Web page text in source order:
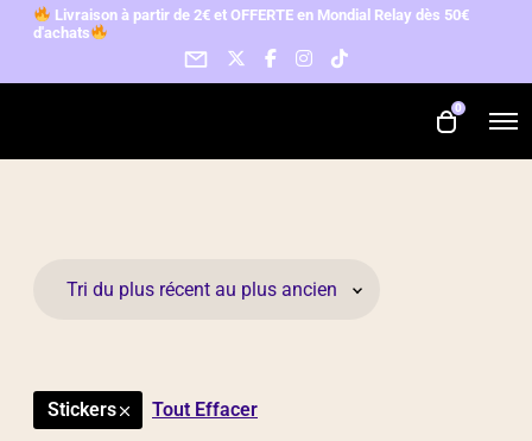
Livraison à partir de 2€ et OFFERTE en Mondial Relay dès 50€
d'achats
0
Stickers Tout Effacer